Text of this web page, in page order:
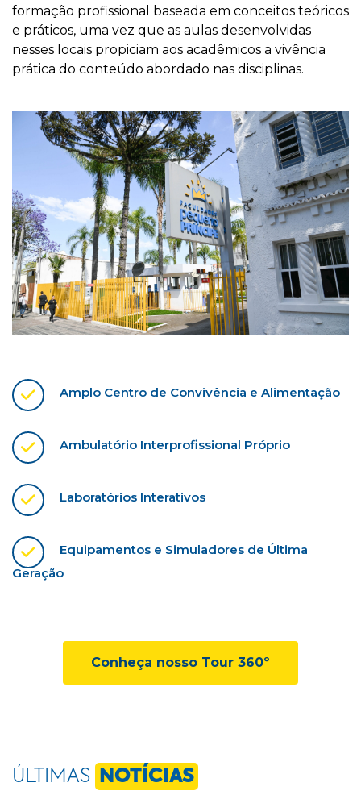
formação profissional baseada em conceitos teóricos
e práticos, uma vez que as aulas desenvolvidas
nesses locais propiciam aos acadêmicos a vivência
prática do conteúdo abordado nas disciplinas.
Amplo Centro de Convivência e Alimentação
Ambulatório Interprofissional Próprio
Laboratórios Interativos
Equipamentos e Simuladores de Última
Geração
Conheça nosso Tour 360º
ÚLTIMAS NOTÍCIAS